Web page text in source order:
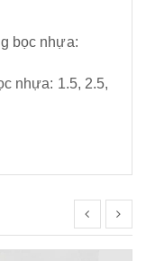
bọc nhựa:
nhựa: 1.5, 2.5,